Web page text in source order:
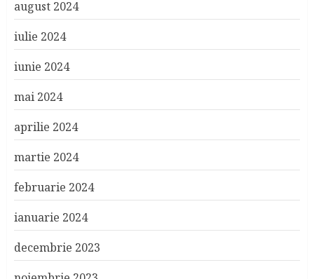
august 2024
iulie 2024
iunie 2024
mai 2024
aprilie 2024
martie 2024
februarie 2024
ianuarie 2024
decembrie 2023